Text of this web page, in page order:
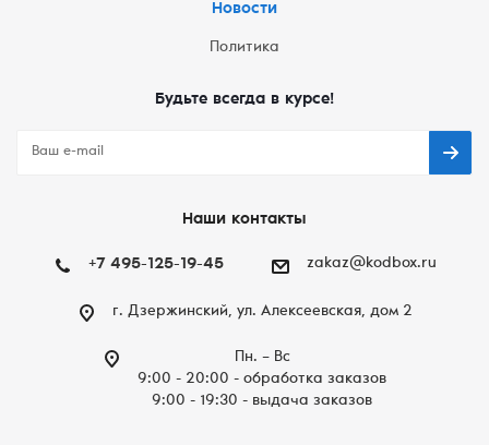
Новости
Политика
Будьте всегда в курсе!
Наши контакты
+7 495-125-19-45 zakaz@kodbox.ru
г. Дзержинский, ул. Алексеевская, дом 2
Пн. – Вc
9:00 - 20:00 - обработка заказов
9:00 - 19:30 - выдача заказов